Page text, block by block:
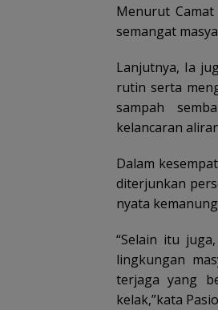
Menurut
semangat
Lanjutnya, Ia
rutin serta
sampah
kelancaran
Dalam
diterjunkan
nyata
“Selain itu
lingkungan
terjaga yang
kelak,”kata